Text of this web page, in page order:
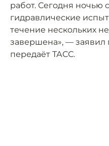
работ. Сегодня ночью
гидравлические
течение нескольких
завершена», — заявил
передаёт ТАСС.